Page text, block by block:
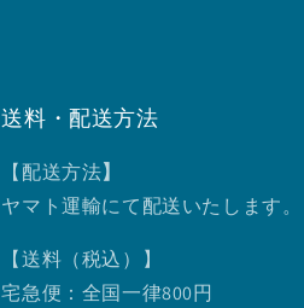
送料・配送方法
【配送方法】
ヤマト運輸にて配送いたします。
【送料（税込）】
宅急便：全国一律800円